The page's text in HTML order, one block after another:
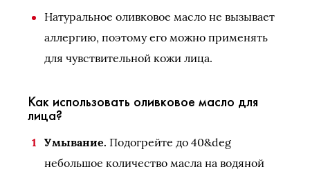
Натуральное оливковое масло не вызывает
аллергию, поэтому его можно применять
для чувствительной кожи лица.
Как использовать оливковое масло для
лица?
Умывание. Подогрейте до 40&deg
небольшое количество масла на водяной